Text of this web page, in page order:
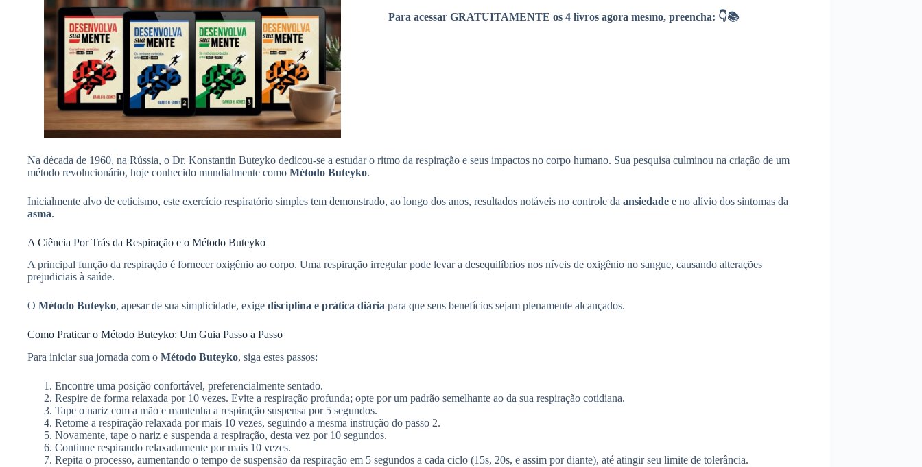
Para acessar GRATUITAMENTE os 4 livros agora mesmo, preencha: 👇📚
Na década de 1960, na Rússia, o Dr. Konstantin Buteyko dedicou-se a estudar o ritmo da respiração e seus impactos no corpo humano. Sua pesquisa culminou na criação de um
método revolucionário, hoje conhecido mundialmente como Método Buteyko.
Inicialmente alvo de ceticismo, este exercício respiratório simples tem demonstrado, ao longo dos anos, resultados notáveis no controle da ansiedade e no alívio dos sintomas da
asma.
A Ciência Por Trás da Respiração e o Método Buteyko
A principal função da respiração é fornecer oxigênio ao corpo. Uma respiração irregular pode levar a desequilíbrios nos níveis de oxigênio no sangue, causando alterações
prejudiciais à saúde.
O Método Buteyko, apesar de sua simplicidade, exige disciplina e prática diária para que seus benefícios sejam plenamente alcançados.
Como Praticar o Método Buteyko: Um Guia Passo a Passo
Para iniciar sua jornada com o Método Buteyko, siga estes passos:
Encontre uma posição confortável, preferencialmente sentado.
Respire de forma relaxada por 10 vezes. Evite a respiração profunda; opte por um padrão semelhante ao da sua respiração cotidiana.
Tape o nariz com a mão e mantenha a respiração suspensa por 5 segundos.
Retome a respiração relaxada por mais 10 vezes, seguindo a mesma instrução do passo 2.
Novamente, tape o nariz e suspenda a respiração, desta vez por 10 segundos.
Continue respirando relaxadamente por mais 10 vezes.
Repita o processo, aumentando o tempo de suspensão da respiração em 5 segundos a cada ciclo (15s, 20s, e assim por diante), até atingir seu limite de tolerância.